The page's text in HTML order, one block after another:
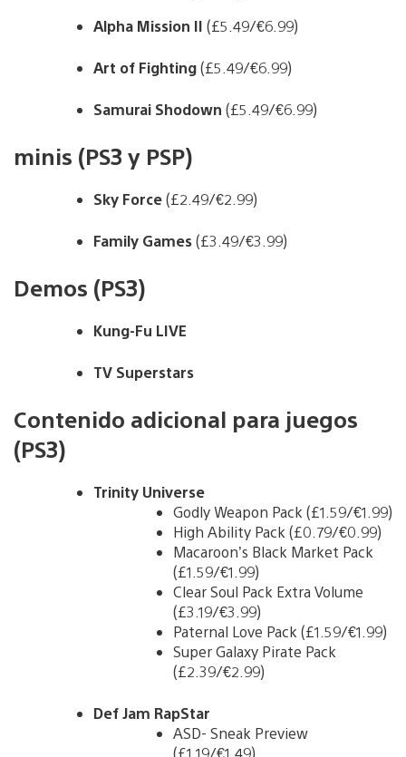
Alpha Mission II (£5.49/€6.99)
Art of Fighting(£5.49/€6.99)
Samurai Shodown (£5.49/€6.99)
minis (PS3 y PSP)
Sky Force(£2.49/€2.99)
Family Games(£3.49/€3.99)
Demos (PS3)
Kung-Fu LIVE
TV Superstars
Contenido adicional para juegos
(PS3)
Trinity Universe
Godly Weapon Pack (£1.59/€1.99)
High Ability Pack (£0.79/€0.99)
Macaroon’s Black Market Pack
(£1.59/€1.99)
Clear Soul Pack Extra Volume
(£3.19/€3.99)
Paternal Love Pack (£1.59/€1.99)
Super Galaxy Pirate Pack
(£2.39/€2.99)
Def Jam RapStar
ASD- Sneak Preview
(£1.19/€1.49)